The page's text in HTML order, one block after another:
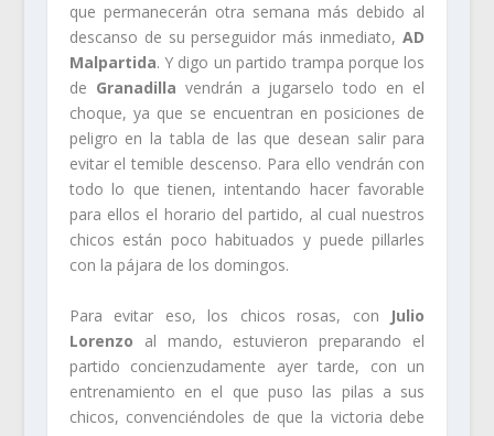
que permanecerán otra semana más debido al
descanso de su perseguidor más inmediato,AD
Malpartida. Y digo un partido trampa porque los
de Granadilla vendrán a jugarselo todo en el
choque, ya que se encuentran en posiciones de
peligro en la tabla de las que desean salir para
evitar el temible descenso. Para ello vendrán con
todo lo que tienen, intentando hacer favorable
para ellos el horario del partido, al cual nuestros
chicos están poco habituados y puede pillarles
con la pájara de los domingos.
Para evitar eso, los chicos rosas, con Julio
Lorenzo al mando, estuvieron preparando el
partido concienzudamente ayer tarde, con un
entrenamiento en el que puso las pilas a sus
chicos, convenciéndoles de que la victoria debe